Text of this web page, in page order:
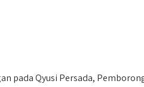
pada Qyusi Persada,